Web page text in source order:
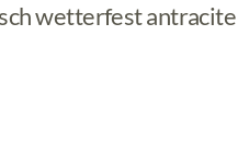
wetterfest antracite